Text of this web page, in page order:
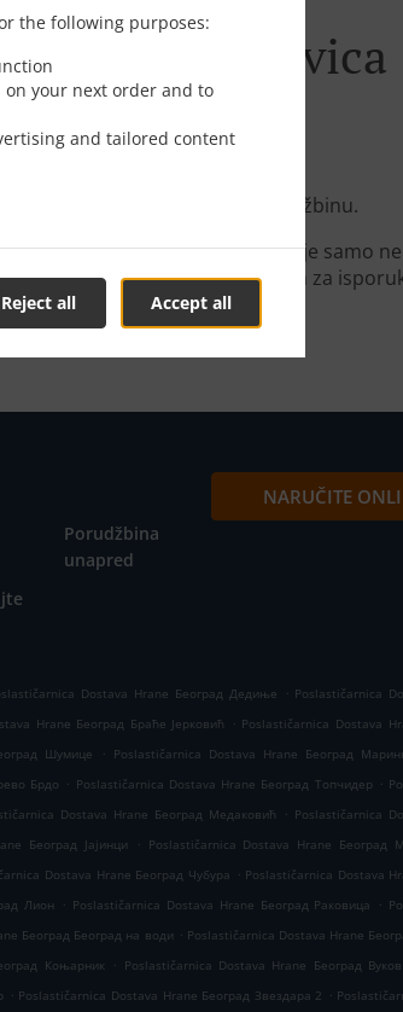
the following purposes:
your next order and to
and tailored content
Accept all
Reject all
- Rakovica
mo preuzeti vašu online porudžbinu.
budete spremni. Potrebno je samo
sa navedenim vremenom za
Porudžbina
unapred
NARUČITE
Dostava Hrane Београд Дедиње . Poslastičarnica
Hrane Београд Браће Јерковић . Poslastičarnica Dostava
Шумице . Poslastičarnica Dostava Hrane Београд
Брдо . Poslastičarnica Dostava Hrane Београд Топчидер .
Dostava Hrane Београд Медаковић . Poslastičarnica
Београд Јајинци . Poslastičarnica Dostava Hrane Београд
Dostava Hrane Београд Чубура . Poslastičarnica Dostava
Лион . Poslastičarnica Dostava Hrane Београд Раковица .
Београд Београд на води . Poslastičarnica Dostava Hrane
Коњарник . Poslastičarnica Dostava Hrane Београд
. Poslastičarnica Dostava Hrane Београд Звездара 2 .